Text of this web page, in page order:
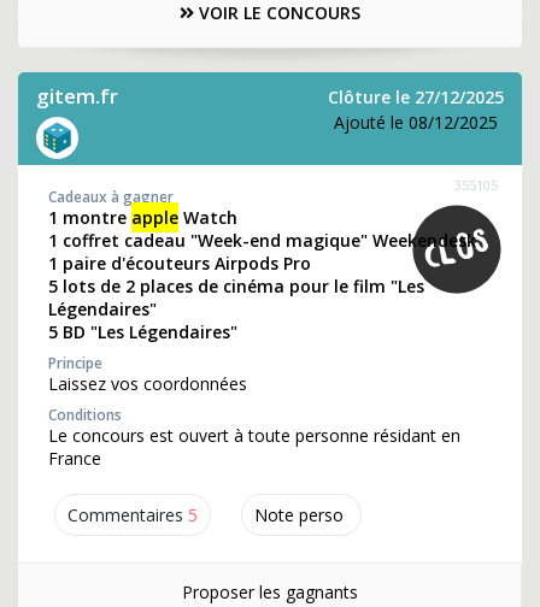
VOIR LE CONCOURS
gitem.fr
Clôture le 27/12/2025
Ajouté le 08/12/2025
Commentaires 5 Note perso
355105
Cadeaux à gagner
1 montre apple Watch
1 coffret cadeau "Week-end magique" Weekendesk
1 paire d'écouteurs Airpods Pro
5 lots de 2 places de cinéma pour le film "Les
Légendaires"
5 BD "Les Légendaires"
Principe
Laissez vos coordonnées
Conditions
Le concours est ouvert à toute personne résidant en
France
Proposer les gagnants